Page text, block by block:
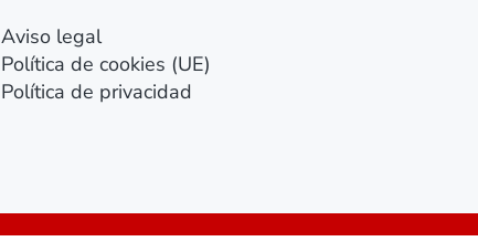
Aviso legal
Política de cookies (UE)
Política de privacidad